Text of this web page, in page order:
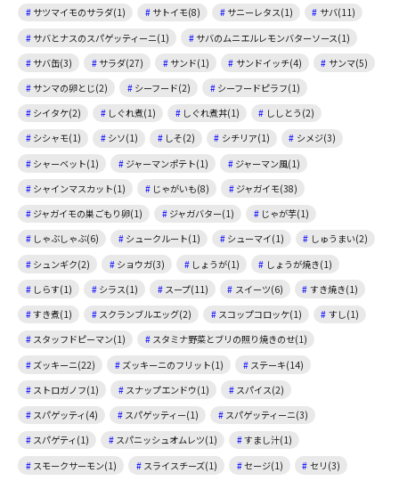
サツマイモのサラダ(1)
サトイモ(8) サニーレタス(1)
サバ(11)
サバとナスのスパゲッティーニ(1)
サバのムニエルレモンバターソース(1)
サバ缶(3)
サラダ(27) サンド(1) サンドイッチ(4)
サンマ(5)
サンマの卵とじ(2)
シーフード(2)
シーフードピラフ(1)
シイタケ(2)
しぐれ煮(1) しぐれ煮丼(1)
ししとう(2)
シシャモ(1)
シソ(1) しそ(2) シチリア(1)
シメジ(3)
シャーベット(1)
ジャーマンポテト(1)
ジャーマン風(1)
シャインマスカット(1)
じゃがいも(8)
ジャガイモ(38)
ジャガイモの巣ごもり卵(1)
ジャガバター(1)
じゃが芋(1)
しゃぶしゃぶ(6)
シュークルート(1) シューマイ(1)
しゅうまい(2)
シュンギク(2)
ショウガ(3) しょうが(1)
しょうが焼き(1)
しらす(1)
シラス(1) スープ(11) スイーツ(6)
すき焼き(1)
すき煮(1)
スクランブルエッグ(2) スコップコロッケ(1)
すし(1)
スタッフドピーマン(1)
スタミナ野菜とブリの照り焼きのせ(1)
ズッキーニ(22)
ズッキーニのフリット(1)
ステーキ(14)
ストロガノフ(1)
スナップエンドウ(1)
スパイス(2)
スパゲッティ(4)
スパゲッティー(1)
スパゲッティーニ(3)
スパゲティ(1)
スパニッシュオムレツ(1)
すまし汁(1)
スモークサーモン(1)
スライスチーズ(1) セージ(1) セリ(3)